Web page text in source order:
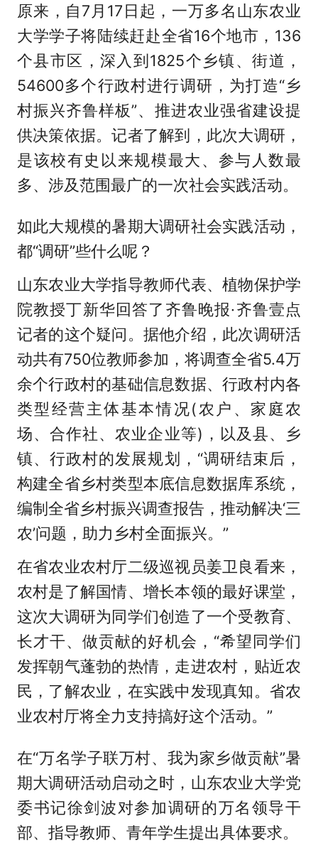
原来，自7月17日起，一万多名山东农业
大学学子将陆续赶赴全省16个地市，136
个县市区，深入到1825个乡镇、街道，
54600多个行政村进行调研，为打造“乡
村振兴齐鲁样板”、推进农业强省建设提
供决策依据。记者了解到，此次大调研，
是该校有史以来规模最大、参与人数最
多、涉及范围最广的一次社会实践活动。
如此大规模的暑期大调研社会实践活动，
都“调研”些什么呢？
山东农业大学指导教师代表、植物保护学
院教授丁新华回答了齐鲁晚报·齐鲁壹点
记者的这个疑问。据他介绍，此次调研活
动共有750位教师参加，将调查全省5.4万
余个行政村的基础信息数据、行政村内各
类型经营主体基本情况(农户、家庭农
场、合作社、农业企业等)，以及县、乡
镇、行政村的发展规划，“调研结束后，
构建全省乡村类型本底信息数据库系统，
编制全省乡村振兴调查报告，推动解决‘三
农’问题，助力乡村全面振兴。”
在省农业农村厅二级巡视员姜卫良看来，
农村是了解国情、增长本领的最好课堂，
这次大调研为同学们创造了一个受教育、
长才干、做贡献的好机会，“希望同学们
发挥朝气蓬勃的热情，走进农村，贴近农
民，了解农业，在实践中发现真知。省农
业农村厅将全力支持搞好这个活动。”
在“万名学子联万村、我为家乡做贡献”暑
期大调研活动启动之时，山东农业大学党
委书记徐剑波对参加调研的万名领导干
部、指导教师、青年学生提出具体要求。